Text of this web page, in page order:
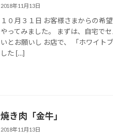
2018年11月13日
１０月３１日 お客様さまからの希
やってみました。 まずは、自宅で
いとお願いし お店で、 「ホワイト
した […]
焼き肉「金牛」
2018年11月13日